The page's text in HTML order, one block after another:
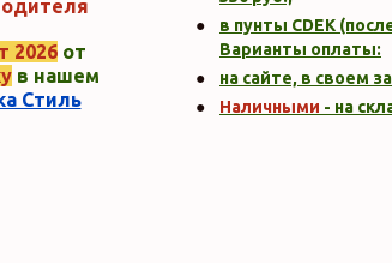
2026 от
в нашем
Стиль
в пунты CDEK
Варианты оплаты:
на сайте, в своем
Наличными - на